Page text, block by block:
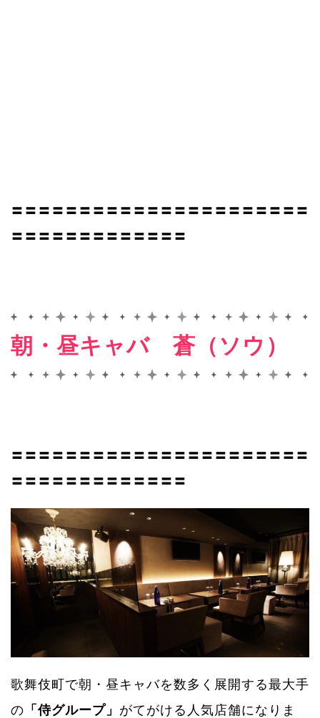
〓〓〓〓〓〓〓〓〓〓〓〓〓〓〓〓〓〓〓〓〓〓
〓〓〓〓〓〓〓〓〓〓〓〓〓
朝・昼キャバ 蒼（ソウ）
〓〓〓〓〓〓〓〓〓〓〓〓〓〓〓〓〓〓〓〓〓〓
〓〓〓〓〓〓〓〓〓〓〓〓〓
歌舞伎町で朝・昼キャバを数多く展開する最大手
の 「侍グループ」 がてがける人気店舗になりま